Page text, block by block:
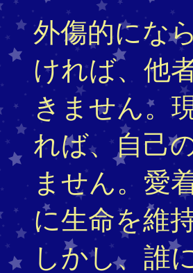
外傷的にな
ければ、他
きません。
れば、自己
ません。愛
に生命を維
しかし、誰